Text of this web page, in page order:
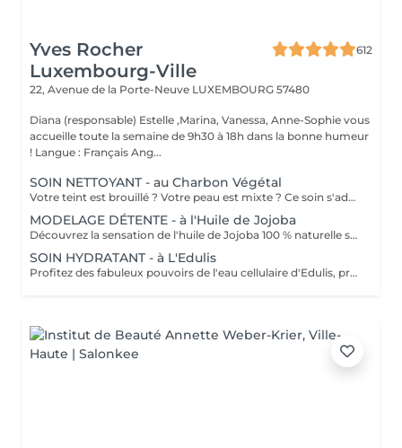
Yves Rocher
Luxembourg-Ville
612
22, Avenue de la Porte-Neuve LUXEMBOURG 57480
Diana (responsable) Estelle ,Marina, Vanessa, Anne-Sophie vous
accueille toute la semaine de 9h30 à 18h dans la bonne humeur
! Langue : Français Ang...
SOIN NETTOYANT - au Charbon Végétal
Votre teint est brouillé ? Votre peau est mixte ? Ce soin s'adresse à vous. Votre peau est nettoyée par une exfoliation douce, sous vapeur, complétée par une extraction des comédons. Pour finir, l'application d'un masque purifie la zone médiane (front, nez, menton), et hydrate le reste de votre visage. Bénéfices : Detoxifié et hydraté, votre visage retrouve un teint unifié, frais et lumineux.
MODELAGE DÉTENTE - à l'Huile de Jojoba
Découvrez la sensation de l'huile de Jojoba 100 % naturelle sur votre peau. Nourrie, votre peau retrouve tout son confort. Libéré de ses tensions grâce aux mains habiles de notre esthéticienne, votre visage est détendu. Bénéfices : Nourrie, votre peau retrouve tout son confort.
SOIN HYDRATANT - à L'Edulis
Profitez des fabuleux pouvoirs de l'eau cellulaire d'Edulis, précieuse source d'hydratation continue. Après la brumisation du Sérum concentré en eau cellulaire, le Masque Crème ressourçant se transforme en une texture soyeuse qui fond sur votre peau sous le délicat modelage de notre esthéticienne. Bénéfices : Gorgée d'eau, votre peau retrouve douceur, souplesse et éclat. Retrouvez le confort dune peau hydratée en continu.